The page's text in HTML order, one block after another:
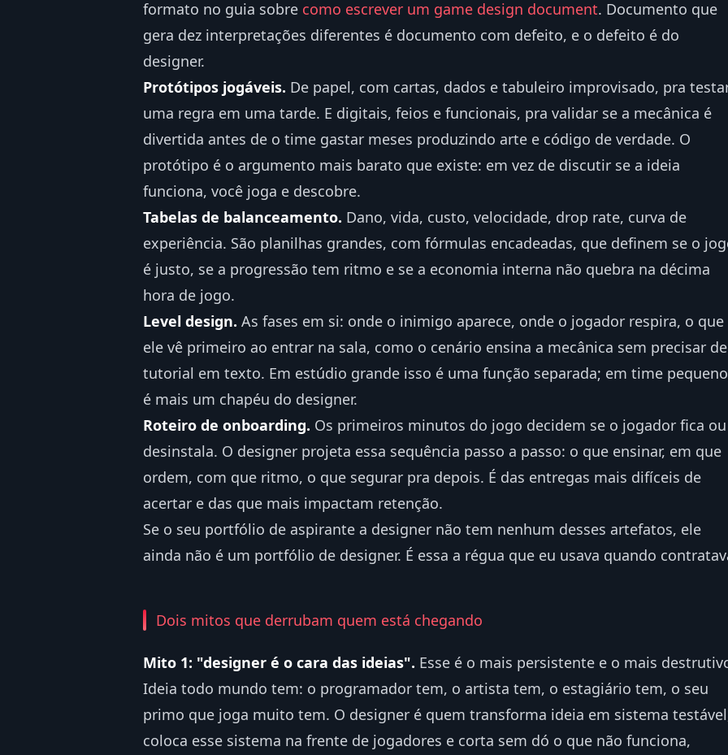
formato no guia sobre como escrever um game design document. Documento que
gera dez interpretações diferentes é documento com defeito, e o defeito é do
designer.
Protótipos jogáveis. De papel, com cartas, dados e tabuleiro improvisado, pra
uma regra em uma tarde. E digitais, feios e funcionais, pra validar se a mecânica é
divertida antes de o time gastar meses produzindo arte e código de verdade. O
protótipo é o argumento mais barato que existe: em vez de discutir se a ideia
funciona, você joga e descobre.
Tabelas de balanceamento. Dano, vida, custo, velocidade, drop rate, curva de
experiência. São planilhas grandes, com fórmulas encadeadas, que definem se o
é justo, se a progressão tem ritmo e se a economia interna não quebra na décima
hora de jogo.
Level design. As fases em si: onde o inimigo aparece, onde o jogador respira, o que
ele vê primeiro ao entrar na sala, como o cenário ensina a mecânica sem precisar de
tutorial em texto. Em estúdio grande isso é uma função separada; em time
é mais um chapéu do designer.
Roteiro de onboarding. Os primeiros minutos do jogo decidem se o jogador fica ou
desinstala. O designer projeta essa sequência passo a passo: o que ensinar, em que
ordem, com que ritmo, o que segurar pra depois. É das entregas mais difíceis de
acertar e das que mais impactam retenção.
Se o seu portfólio de aspirante a designer não tem nenhum desses artefatos, ele
ainda não é um portfólio de designer. É essa a régua que eu usava quando
Dois mitos que derrubam quem está chegando
Mito 1: "designer é o cara das ideias". Esse é o mais persistente e o mais
Ideia todo mundo tem: o programador tem, o artista tem, o estagiário tem, o seu
primo que joga muito tem. O designer é quem transforma ideia em sistema
coloca esse sistema na frente de jogadores e corta sem dó o que não funciona,